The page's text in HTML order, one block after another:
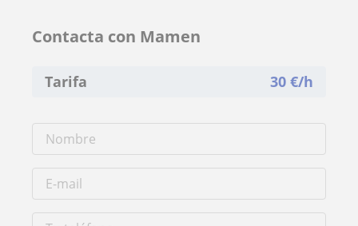
Contacta con Mamen
Tarifa 30 €/h